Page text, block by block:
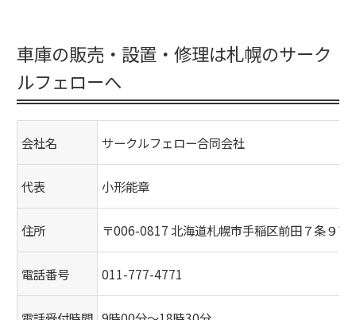
車庫の販売・設置・修理は札幌のサーク
ルフェローへ
会社名 サークルフェロー合同会社
代表 小形能章
住所 〒006-0817 北海道札幌市手稲区前田７条９丁
電話番号 011-777-4771